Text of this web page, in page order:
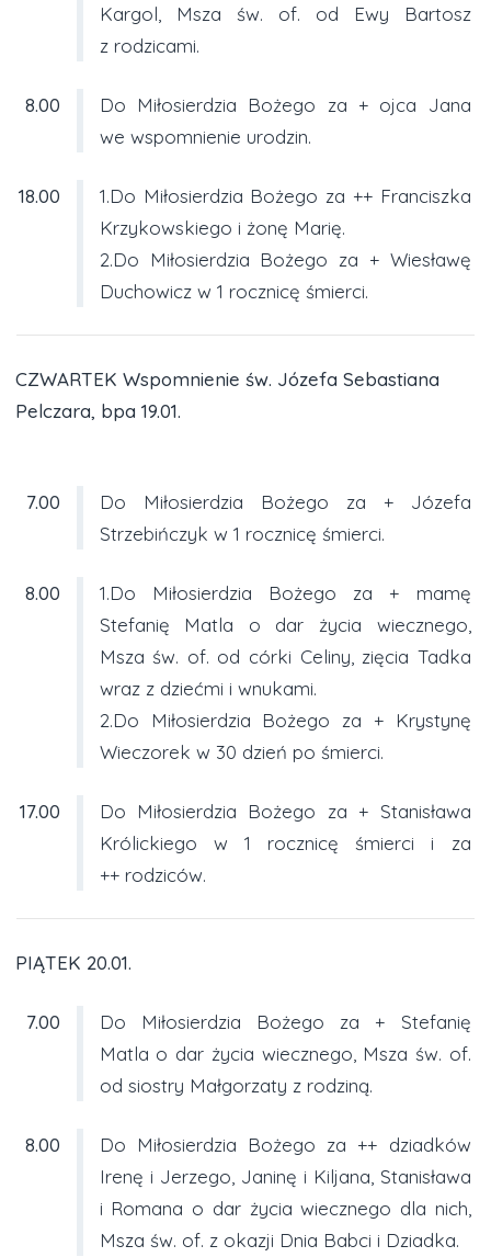
Kargol, Msza św. of. od Ewy Bartosz
z rodzicami.
8.00
Do Miłosierdzia Bożego za + ojca Jana
we wspomnienie urodzin.
18.00
1.Do Miłosierdzia Bożego za ++ Franciszka
Krzykowskiego i żonę Marię.
2.Do Miłosierdzia Bożego za + Wiesławę
Duchowicz w 1 rocznicę śmierci.
CZWARTEK Wspomnienie św. Józefa Sebastiana
Pelczara, bpa 19.01.
7.00
Do Miłosierdzia Bożego za + Józefa
Strzebińczyk w 1 rocznicę śmierci.
8.00
1.Do Miłosierdzia Bożego za + mamę
Stefanię Matla o dar życia wiecznego,
Msza św. of. od córki Celiny, zięcia Tadka
wraz z dziećmi i wnukami.
2.Do Miłosierdzia Bożego za + Krystynę
Wieczorek w 30 dzień po śmierci.
17.00
Do Miłosierdzia Bożego za + Stanisława
Królickiego w 1 rocznicę śmierci i za
++ rodziców.
PIĄTEK 20.01.
7.00
Do Miłosierdzia Bożego za + Stefanię
Matla o dar życia wiecznego, Msza św. of.
od siostry Małgorzaty z rodziną.
8.00
Do Miłosierdzia Bożego za ++ dziadków
Irenę i Jerzego, Janinę i Kiljana, Stanisława
i Romana o dar życia wiecznego dla nich,
Msza św. of. z okazji Dnia Babci i Dziadka.